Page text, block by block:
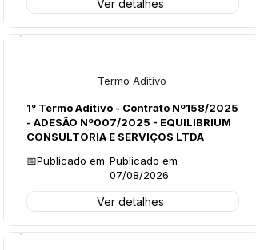
Ver detalhes
Termo Aditivo
1° Termo Aditivo - Contrato Nº158/2025
- ADESÃO Nº007/2025 - EQUILIBRIUM
CONSULTORIA E SERVIÇOS LTDA
📅Publicado em Publicado em
07/08/2026
Ver detalhes